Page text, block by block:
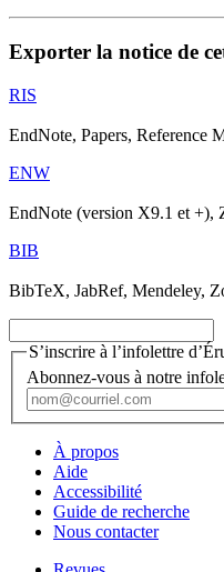
Exporter la notice de
RIS
EndNote, Papers, Reference
ENW
EndNote (version X9.1 et +),
BIB
BibTeX, JabRef, Mendeley,
S’inscrire à l’infolettre
Abonnez-vous à notre
À propos
Aide
Accessibilité
Guide de recherche
Nous contacter